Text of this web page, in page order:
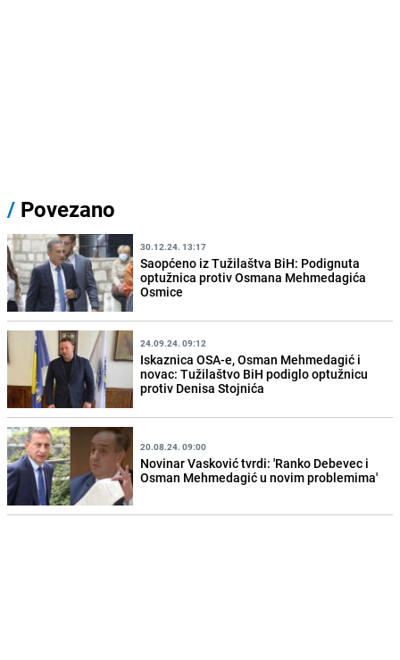
/ Povezano
30.12.24. 13:17
Saopćeno iz Tužilaštva BiH: Podignuta
optužnica protiv Osmana Mehmedagića
Osmice
24.09.24. 09:12
Iskaznica OSA-e, Osman Mehmedagić i
novac: Tužilaštvo BiH podiglo optužnicu
protiv Denisa Stojnića
20.08.24. 09:00
Novinar Vasković tvrdi: 'Ranko Debevec i
Osman Mehmedagić u novim problemima'